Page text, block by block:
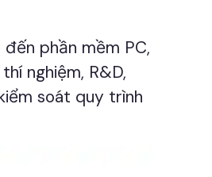
phần mềm PC,
nghiệm, R&D,
soát quy trình